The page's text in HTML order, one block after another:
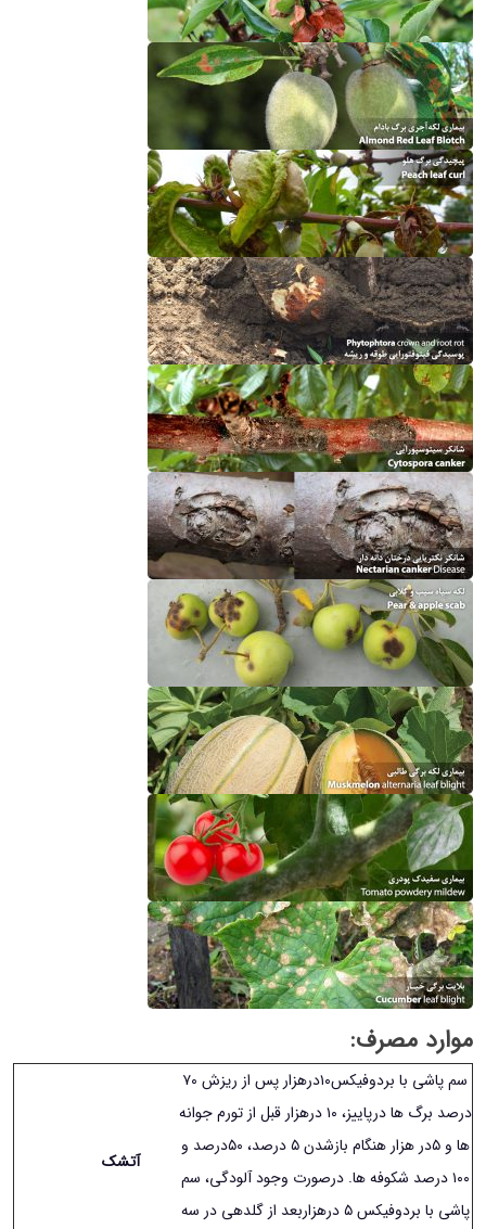
موارد مصرف:
سم پاشی با بردوفیکس١۰درهزار پس از ریزش ٧۰
درصد برگ ها درپاییز، ١۰ درهزار قبل از تورم جوانه
ها و ۵
در هزار هنگام بازشدن ۵ درصد، ۵۰درصد و
١۰۰ درصد شکوفه ها. درصورت وجود آلودگی، سم
پاشی با بردوفیکس ۵ درهزاربعد از گلدهی در سه
آتشک